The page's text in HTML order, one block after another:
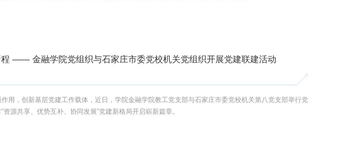
—— 金融学院党组织与石家庄市委党校机关党组织开展党建联建活动
用，创新基层党建工作载体，近日，学院金融学院教工党支部与石家庄市委党校机关第八党支部举行党
源共享、优势互补、协同发展”党建新格局开启崭新篇章。